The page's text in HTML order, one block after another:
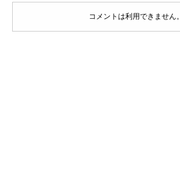
コメントは利用できません。